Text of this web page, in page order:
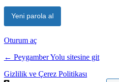
Oturum aç
← Peygamber Yolu sitesine git
Gizlilik ve Çerez Politikası